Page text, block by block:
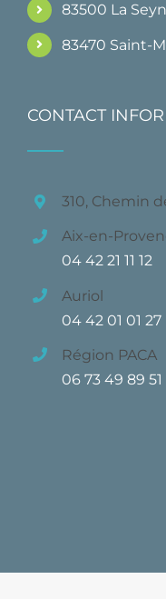
83500 La
83470 Saint-
CONTACT
310, Chemin
Aix-en-
04 42 21 11 12
Auriol
04 42 01 01 27
Région PACA
06 73 49 89 51